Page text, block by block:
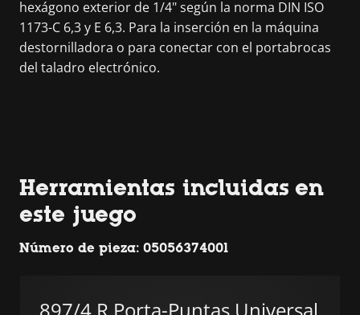
hexágono exterior de 1/4" según la norma DIN ISO
1173-C 6,3 y E 6,3. Para la inserción en la máquina
destornilladora o para conectar con el portabrocas
del taladro electrónico.
Herramientas incluidas en
este juego
Número de pieza: 05056374001
897/4 R Porta-Puntas Universal